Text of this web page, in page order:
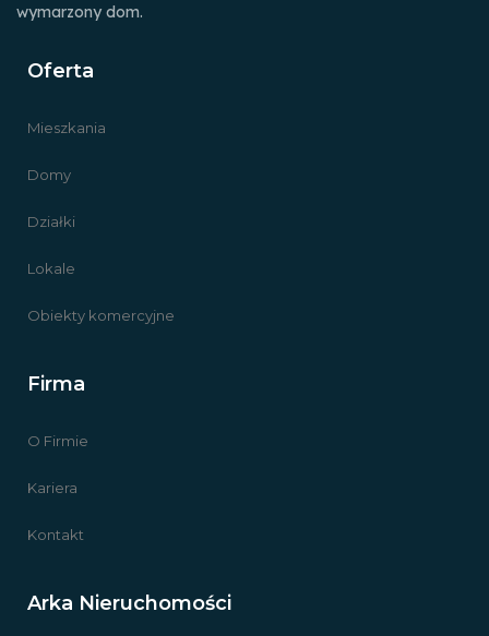
wymarzony dom.
Oferta
Mieszkania
Domy
Działki
Lokale
Obiekty komercyjne
Firma
O Firmie
Kariera
Kontakt
Arka Nieruchomości